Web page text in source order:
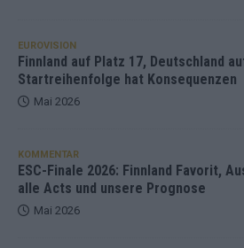
EUROVISION
Finnland auf Platz 17, Deutschland
Startreihenfolge hat Konsequenzen
Mai 2026
KOMMENTAR
ESC-Finale 2026: Finnland Favorit,
alle Acts und unsere Prognose
Mai 2026